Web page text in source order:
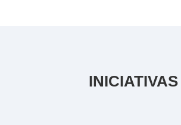
INICIATIVAS